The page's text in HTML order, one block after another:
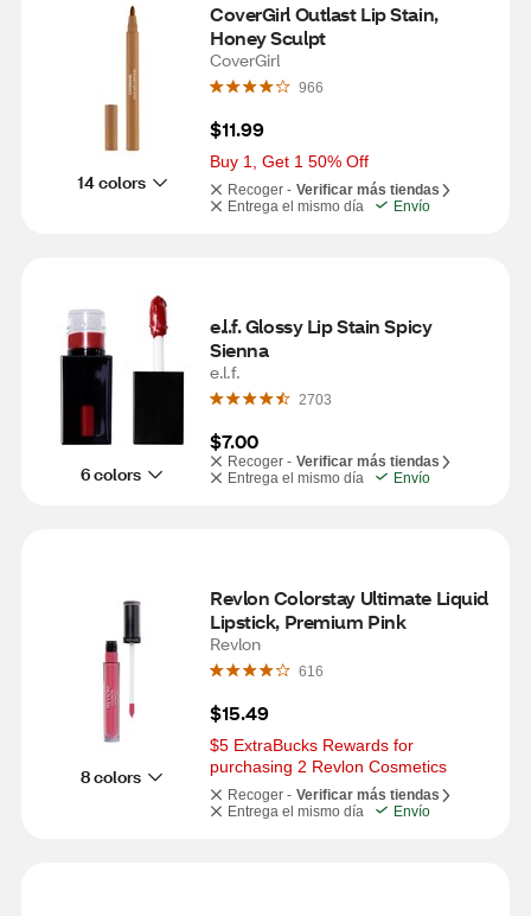
14 colors
CoverGirl Outlast Lip Stain,
Honey Sculpt
CoverGirl
966
$11.99
Buy 1, Get 1 50% Off
Recoger - Verificar más tiendas
Entrega el mismo día
Envío
6 colors
e.l.f. Glossy Lip Stain Spicy
Sienna
e.l.f.
2703
$7.00
Recoger - Verificar más tiendas
Entrega el mismo día
Envío
8 colors
Revlon Colorstay Ultimate Liquid
Lipstick, Premium Pink
Revlon
616
$15.49
$5 ExtraBucks Rewards for
purchasing 2 Revlon Cosmetics
Recoger - Verificar más tiendas
Entrega el mismo día
Envío